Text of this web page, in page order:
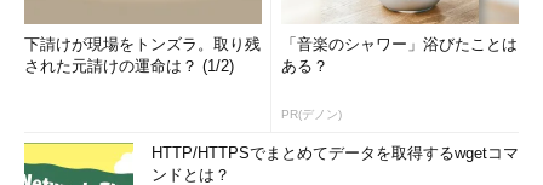
続いて、ダウンロードサイトの一覧が表示されます。サイトを
選択して［Next -->］ボタンをクリックします。日本国内からダ
ウンロードする場合は、.jpドメインのサーバを選択するといいで
しょう。接続方式によっては、選択したサーバに接続できない場
ードしてみてください。
下請けが現場をトンズラ。取り残
された元請けの運命は？ (1/2)
「音楽のシャワー」浴びたことは
ある？
PR(デノン)
HTTP/HTTPSでまとめてデータを取得するwgetコマ
ンドとは？